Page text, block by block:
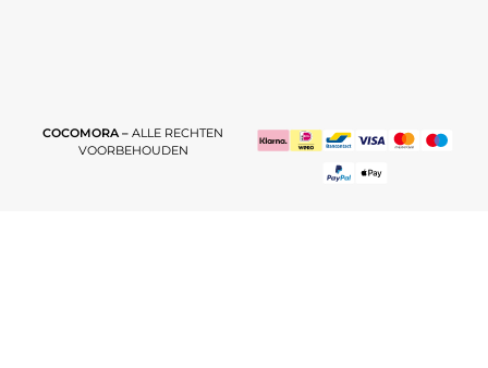
COCOMORA – ALLE RECHTEN
VOORBEHOUDEN